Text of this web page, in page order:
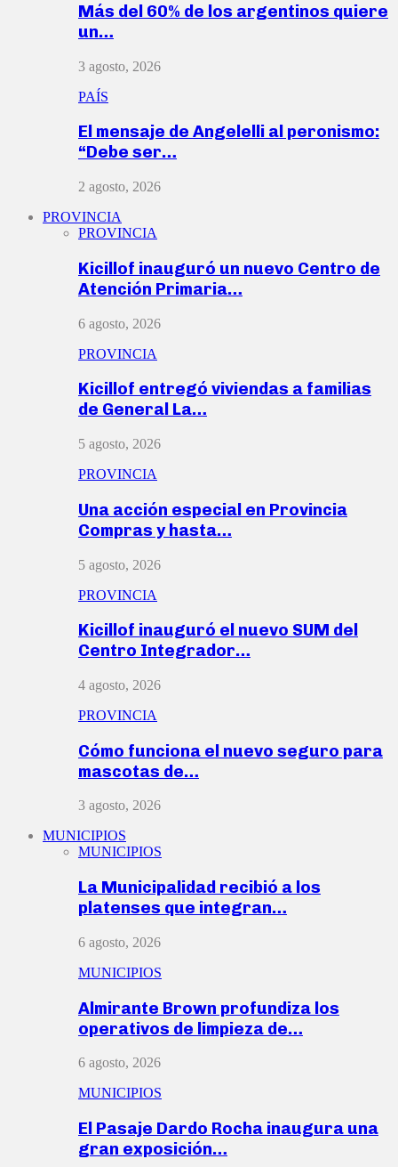
Más del 60% de los argentinos quiere
un…
3 agosto, 2026
PAÍS
El mensaje de Angelelli al peronismo:
“Debe ser…
2 agosto, 2026
PROVINCIA
PROVINCIA
Kicillof inauguró un nuevo Centro de
Atención Primaria…
6 agosto, 2026
PROVINCIA
Kicillof entregó viviendas a familias
de General La…
5 agosto, 2026
PROVINCIA
Una acción especial en Provincia
Compras y hasta…
5 agosto, 2026
PROVINCIA
Kicillof inauguró el nuevo SUM del
Centro Integrador…
4 agosto, 2026
PROVINCIA
Cómo funciona el nuevo seguro para
mascotas de…
3 agosto, 2026
MUNICIPIOS
MUNICIPIOS
La Municipalidad recibió a los
platenses que integran…
6 agosto, 2026
MUNICIPIOS
Almirante Brown profundiza los
operativos de limpieza de…
6 agosto, 2026
MUNICIPIOS
El Pasaje Dardo Rocha inaugura una
gran exposición…